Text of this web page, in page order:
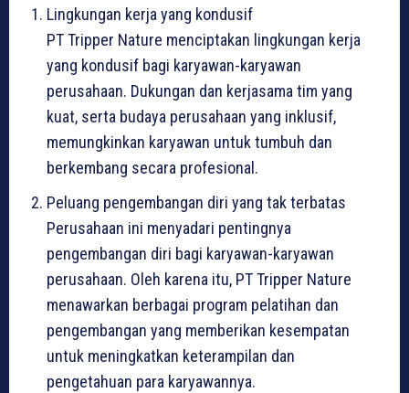
Lingkungan kerja yang kondusif
PT Tripper Nature menciptakan lingkungan kerja
yang kondusif bagi karyawan-karyawan
perusahaan. Dukungan dan kerjasama tim yang
kuat, serta budaya perusahaan yang inklusif,
memungkinkan karyawan untuk tumbuh dan
berkembang secara profesional.
Peluang pengembangan diri yang tak terbatas
Perusahaan ini menyadari pentingnya
pengembangan diri bagi karyawan-karyawan
perusahaan. Oleh karena itu, PT Tripper Nature
menawarkan berbagai program pelatihan dan
pengembangan yang memberikan kesempatan
untuk meningkatkan keterampilan dan
pengetahuan para karyawannya.